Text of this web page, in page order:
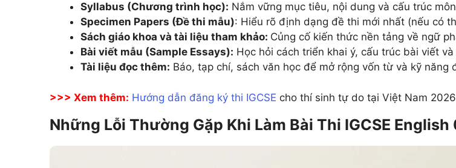
Syllabus (Chương trình học): Nắm vững mục tiêu, nội dung và cấu trúc
Specimen Papers (Đề thi mẫu): Hiểu rõ định dạng đề thi mới nhất (nếu có
Sách giáo khoa và tài liệu tham khảo: Củng cố kiến thức nền tảng về ngữ
Bài viết mẫu (Sample Essays): Học hỏi cách triển khai ý, cấu trúc bài viết
Tài liệu đọc thêm: Báo, tạp chí, sách văn học để mở rộng vốn từ và kỹ năng
>>> Xem thêm: Hướng dẫn đăng ký thi IGCSE cho thí sinh tự do tại Việt Nam 2026
Những Lỗi Thường Gặp Khi Làm Bài Thi IGCSE